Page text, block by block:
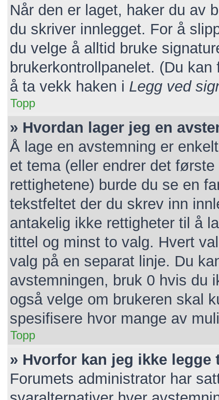
Når den er laget, haker du av
du skriver innlegget. For å
du velge å alltid bruke
brukerkontrollpanelet. (Du
å ta vekk haken i Legg ved
Topp
» Hvordan lager jeg en
Å lage en avstemning er
et tema (eller endrer det
rettighetene) burde du se en
tekstfeltet der du skrev inn
antakelig ikke rettigheter til å
tittel og minst to valg. Hvert
valg på en separat linje. Du
avstemningen, bruk 0 hvis du
også velge om brukeren skal
spesifisere hvor mange av
Topp
» Hvorfor kan jeg ikke
Forumets administrator har